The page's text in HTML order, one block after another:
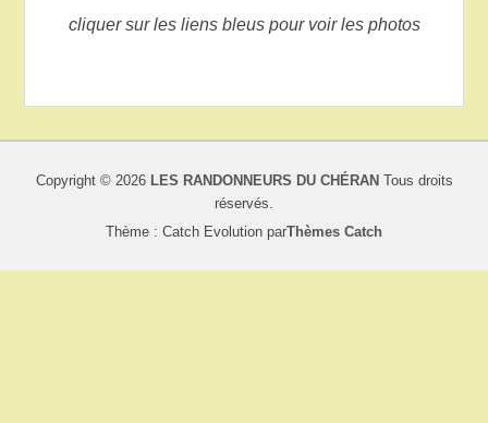
cliquer sur les liens bleus pour voir les photos
Copyright © 2026 LES RANDONNEURS DU CHÉRAN Tous droits
réservés.
Thème : Catch Evolution parThèmes Catch